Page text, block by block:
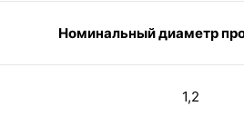
Номинальный диаметр
1,2